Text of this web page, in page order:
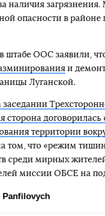
наличия
опасности в
штабе ООС заявили,
и
Луганской.
заседании
сторона договорилась
территории
том, что «режим
среди мирных
миссии ОБСЕ на
Panfilovych